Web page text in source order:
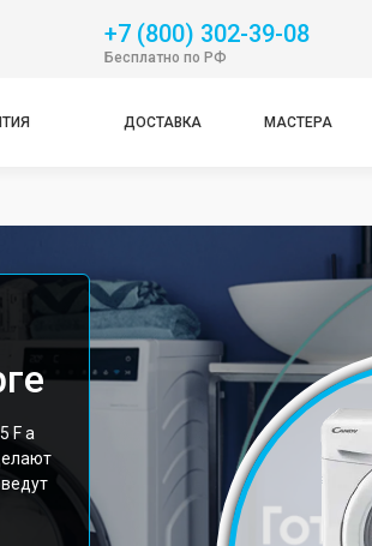
+7 (800) 302-39-08
Бесплатно по РФ
ДОСТАВКА МАСТЕРА
F а